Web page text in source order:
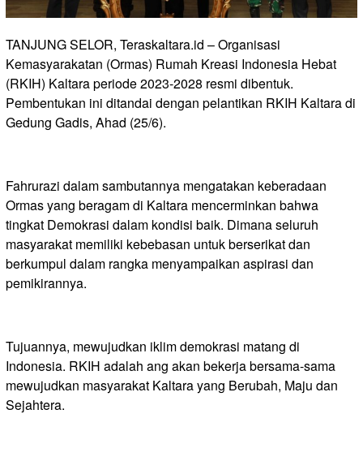
TANJUNG SELOR, Teraskaltara.id – Organisasi
Kemasyarakatan (Ormas) Rumah Kreasi Indonesia Hebat
(RKIH) Kaltara periode 2023-2028 resmi dibentuk.
Pembentukan ini ditandai dengan pelantikan RKIH Kaltara di
Gedung Gadis, Ahad (25/6).
Fahrurazi dalam sambutannya mengatakan keberadaan
Ormas yang beragam di Kaltara mencerminkan bahwa
tingkat Demokrasi dalam kondisi baik. Dimana seluruh
masyarakat memiliki kebebasan untuk berserikat dan
berkumpul dalam rangka menyampaikan aspirasi dan
pemikirannya.
Tujuannya, mewujudkan iklim demokrasi matang di
Indonesia. RKIH adalah ‎ang akan bekerja bersama-sama
mewujudkan masyarakat Kaltara yang Berubah, Maju dan
Sejahtera.